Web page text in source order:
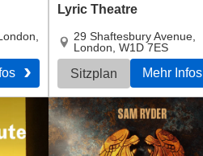
Lyric Theatre
29 Shaftesbury Avenue
London ,W1D 7ES
Sitzplan Mehr Infos